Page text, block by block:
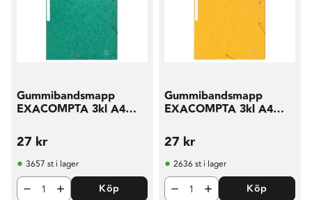
Gummibandsmapp
EXACOMPTA 3kl A4
27 kr
3657 st i lager
Köp
Gummibandsmapp
EXACOMPTA 3kl A4
27 kr
2636 st i lager
Köp